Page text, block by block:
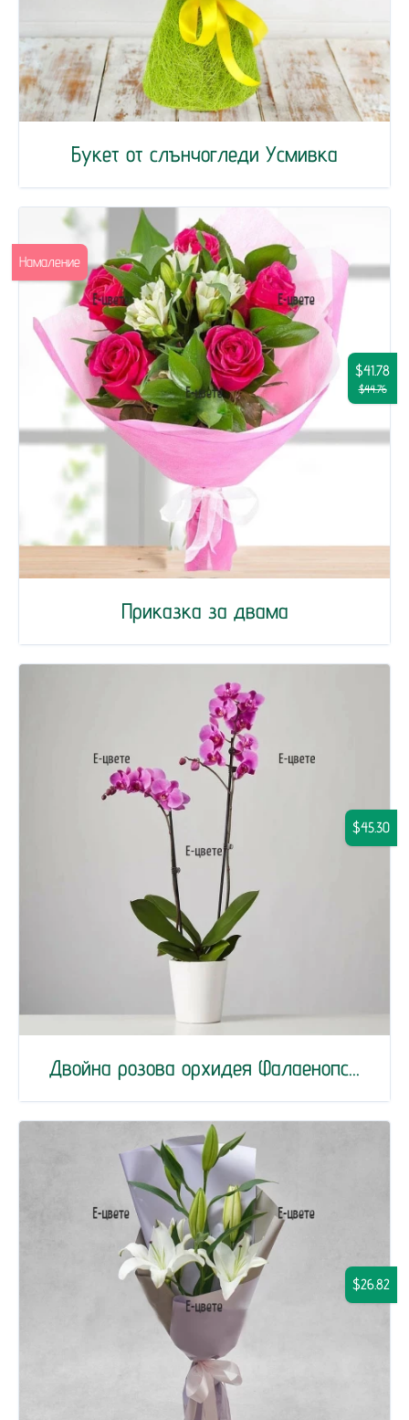
Букет от слънчогледи Усмивка
Приказка за двама
$41.78
$44.76
Намаление
Двойна розова орхидея Фалаенопс...
$45.30
$26.82